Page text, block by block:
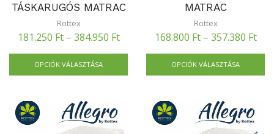
TÁSKARUGÓS MATRAC
Rottex
181.250 Ft– 384.950 Ft
OPCIÓK VÁLASZTÁSA
MATRAC
Rottex
168.800 Ft– 357.380 Ft
OPCIÓK VÁLASZTÁSA